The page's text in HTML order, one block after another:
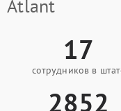
Atlant
17
сотрудников в
2852